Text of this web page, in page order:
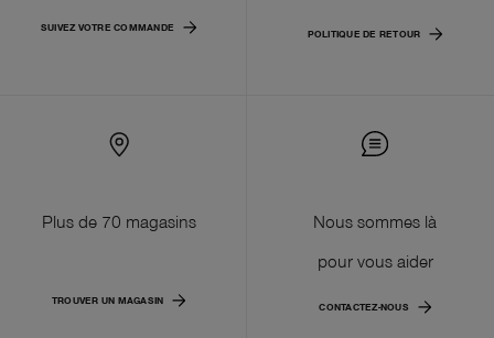
SUIVEZ VOTRE COMMANDE
POLITIQUE DE RETOUR
Plus de 70 magasins
TROUVER UN MAGASIN
Nous sommes là
pour vous aider
CONTACTEZ-NOUS